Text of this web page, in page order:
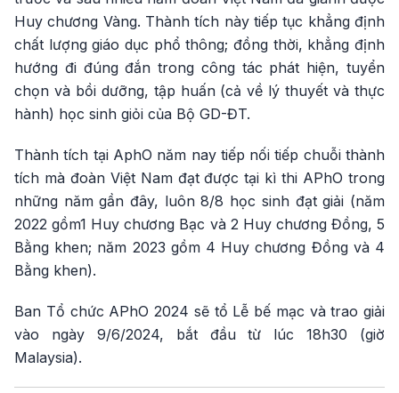
Huy chương Vàng. Thành tích này tiếp tục khẳng định
chất lượng giáo dục phổ thông; đồng thời, khẳng định
hướng đi đúng đắn trong công tác phát hiện, tuyển
chọn và bồi dưỡng, tập huấn (cả về lý thuyết và thực
hành) học sinh giỏi của Bộ GD-ĐT.
Thành tích tại AphO năm nay tiếp nối tiếp chuỗi thành
tích mà đoàn Việt Nam đạt được tại kì thi APhO trong
những năm gần đây, luôn 8/8 học sinh đạt giải (năm
2022 gồm1 Huy chương Bạc và 2 Huy chương Đồng, 5
Bằng khen; năm 2023 gồm 4 Huy chương Đồng và 4
Bằng khen).
Ban Tổ chức APhO 2024 sẽ tổ Lễ bế mạc và trao giải
vào ngày 9/6/2024, bắt đầu từ lúc 18h30 (giờ
Malaysia).